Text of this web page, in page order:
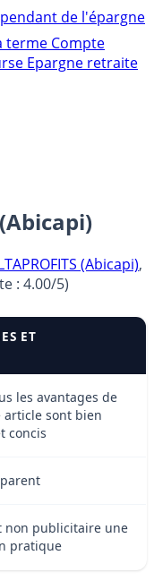
de l'épargne
terme Compte
Epargne retraite
(Abicapi),
: 4.00/5)
ET
les avantages de
sont bien
concis
non publicitaire une
pratique